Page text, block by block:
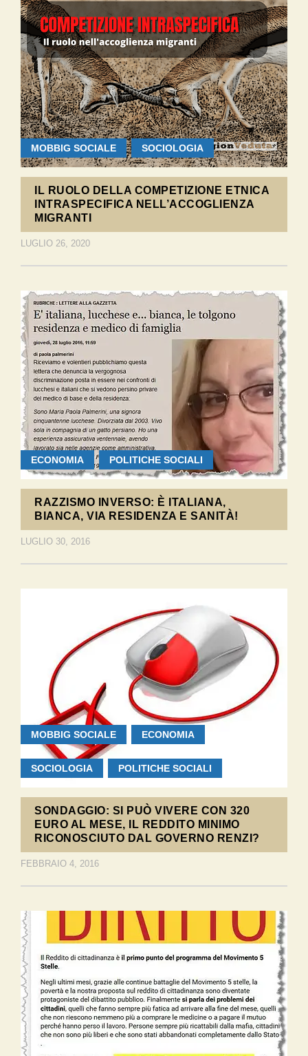
MOBBIG SOCIALE SOCIOLOGIA
IL RUOLO DELLA COMPETIZIONE ETNICA
INTRASPECIFICA NELL’ACCOGLIENZA
MIGRANTI
LUGLIO 26, 2020
ECONOMIA POLITICHE SOCIALI
RAZZISMO INVERSO: È ITALIANA,
BIANCA, VIA RESIDENZA E SANITÀ!
LUGLIO 30, 2016
MOBBIG SOCIALE ECONOMIA
SOCIOLOGIA POLITICHE SOCIALI
SONDAGGIO: SI PUÒ VIVERE CON 320
EURO AL MESE, IL REDDITO MINIMO
RICONOSCIUTO DAL GOVERNO RENZI?
FEBBRAIO 4, 2016